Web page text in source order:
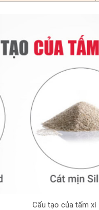
Cấu tạo của tấm xi